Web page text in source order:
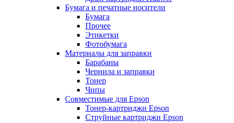
Бумага и печатные носители
Бумага
Прочее
Этикетки
Фотобумага
Материалы для заправки
Барабаны
Чернила и заправки
Тонер
Чипы
Совместимые для Epson
Тонер-картриджи Epson
Струйные картриджи Epson